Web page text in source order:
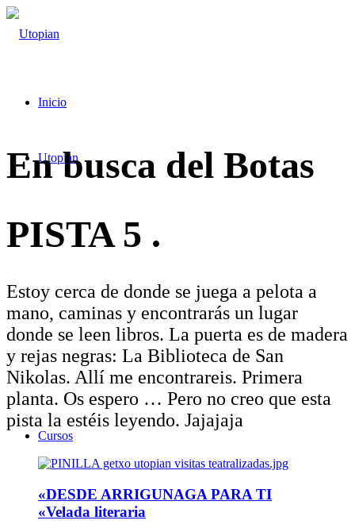
Inicio
Utopian
Cursos
En busca del Botas
PISTA 5 .
Estoy cerca de donde se juega a pelota a
mano, caminas y encontrarás un lugar
donde se leen libros. La puerta es de madera
y rejas negras: La Biblioteca de San
Nikolas. Allí me encontrareis. Primera
planta. Os espero … Pero no creo que esta
pista la estéis leyendo. Jajajaja
«DESDE ARRIGUNAGA PARA TI
«Velada literaria